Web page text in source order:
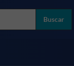
Buscar